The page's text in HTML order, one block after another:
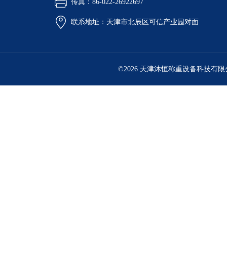
传真：86-022-26922697
联系地址：天津市北辰区可信产业园对面
©2026 天津沐恒称重设备科技有